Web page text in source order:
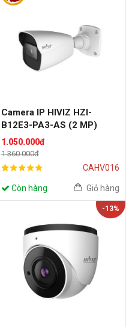
Camera IP HIVIZ HZI-
B12E3-PA3-AS (2 MP)
1.050.000đ
1.360.000đ
CAHV016
Còn hàng Giỏ hàng
-13%